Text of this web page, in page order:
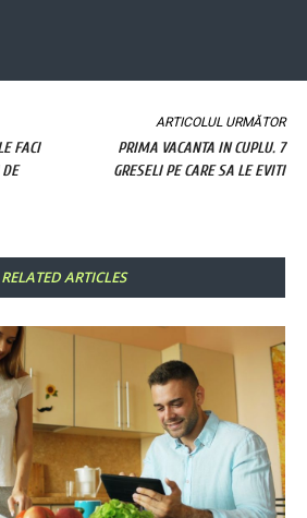
FACI
ARTICOLUL URMĂTOR
PRIMA VACANTA IN CUPLU. 7
GRESELI PE CARE SA LE EVITI
RELATED ARTICLES